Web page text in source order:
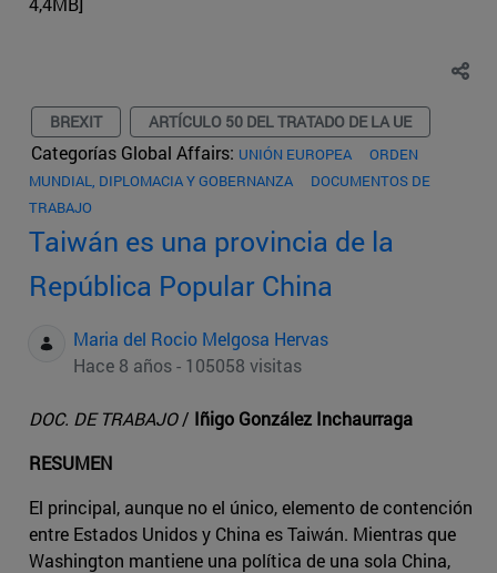
BREXIT ARTÍCULO 50 DEL TRATADO DE LA UE
Categorías Global Affairs: UNIÓN EUROPEA
ORDEN
MUNDIAL, DIPLOMACIA Y GOBERNANZA
DOCUMENTOS DE
TRABAJO
Taiwán es una provincia de la
República Popular China
Maria del Rocio Melgosa Hervas
Hace 8 años - 105058 visitas
DOC. DE TRABAJO/ Iñigo González Inchaurraga
RESUMEN
El principal, aunque no el único, elemento de contención
entre Estados Unidos y China es Taiwán. Mientras que
Washington mantiene una política de una sola China,